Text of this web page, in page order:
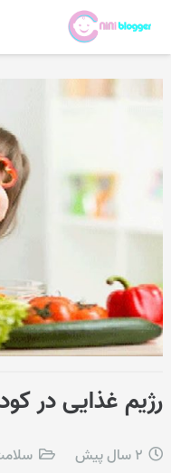
رژیم غذایی در
2 سال پیش